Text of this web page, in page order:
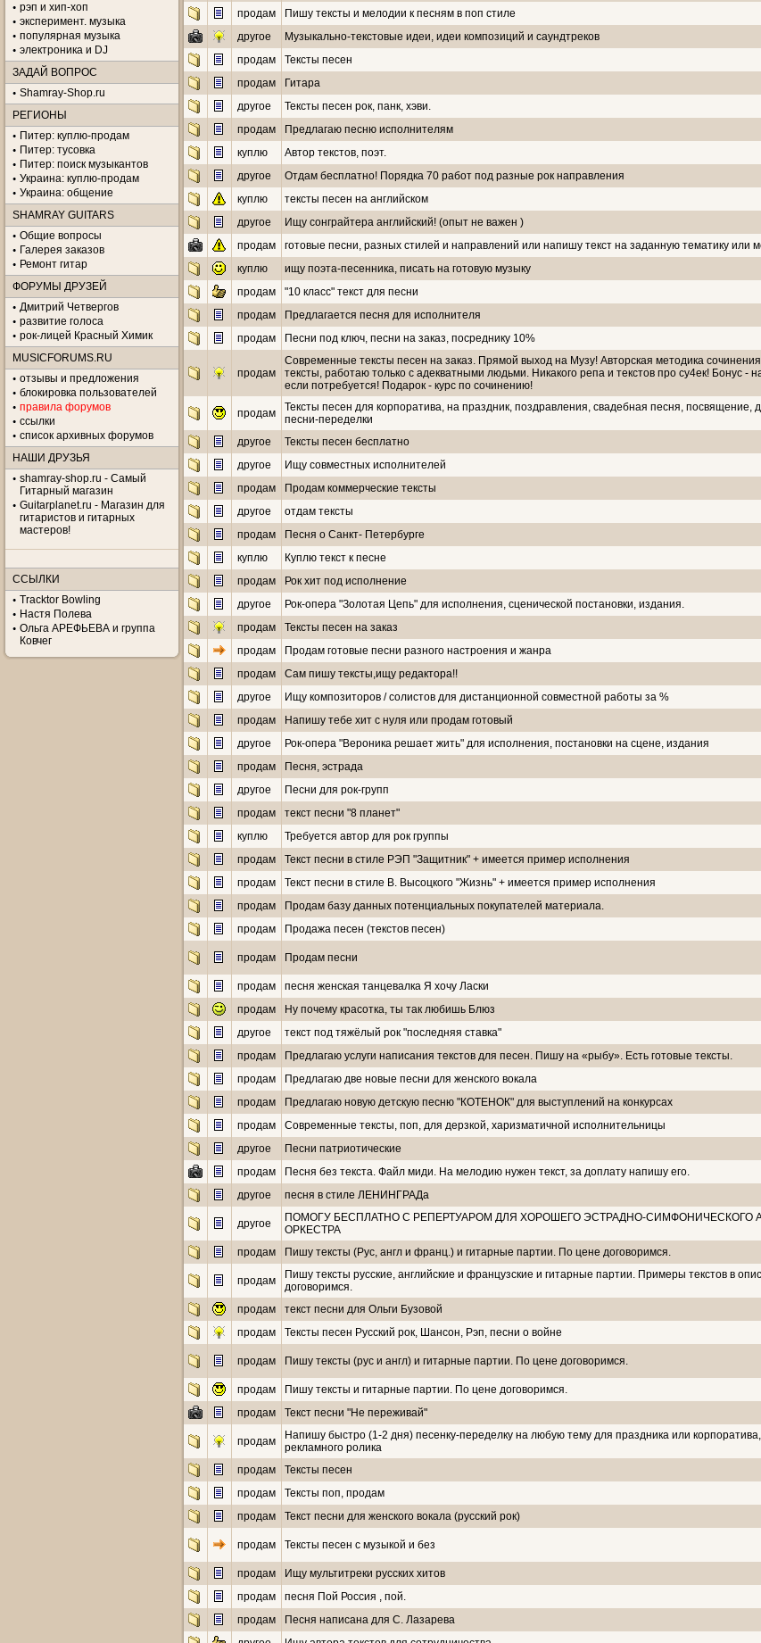
рэп и хип-хоп
эксперимент. музыка
популярная музыка
электроника и DJ
ЗАДАЙ ВОПРОС
Shamray-Shop.ru
РЕГИОНЫ
Питер: куплю-продам
Питер: тусовка
Питер: поиск музыкантов
Украина: куплю-продам
Украина: общение
SHAMRAY GUITARS
Общие вопросы
Галерея заказов
Ремонт гитар
ФОРУМЫ ДРУЗЕЙ
Дмитрий Четвергов
развитие голоса
рок-лицей Красный Химик
MUSICFORUMS.RU
отзывы и предложения
блокировка пользователей
правила форумов
ссылки
список архивных форумов
НАШИ ДРУЗЬЯ
shamray-shop.ru - Самый
Гитарный магазин
Guitarplanet.ru - Магазин для
гитаристов и гитарных
мастеров!
ССЫЛКИ
Tracktor Bowling
Настя Полева
Ольга АРЕФЬЕВА и группа
Ковчег
продам
Пишу тексты и мелодии к песням в поп стиле
другое
Музыкально-текстовые идеи, идеи композиций и саундтреков
продам
Тексты песен
продам
Гитара
другое
Тексты песен рок, панк, хэви.
продам
Предлагаю песню исполнителям
куплю
Автор текстов, поэт.
другое
Отдам бесплатно! Порядка 70 работ под разные рок направления
куплю
тексты песен на английском
другое
Ищу сонграйтера английский! (опыт не важен )
продам
готовые песни, разных стилей и направлений или напишу текст на заданную тематику или
куплю
ищу поэта-песенника, писать на готовую музыку
продам
"10 класс" текст для песни
продам
Предлагается песня для исполнителя
продам
Песни под ключ, песни на заказ, посреднику 10%
продам
Современные тексты песен на заказ. Прямой выход на Музу! Авторская методика
тексты, работаю только с адекватными людьми. Никакого репа и текстов про су4ек! Бонус -
если потребуется! Подарок - курс по сочинению!
продам
Тексты песен для корпоратива, на праздник, поздравления, свадебная песня, посвящение,
песни-переделки
другое Тексты песен бесплатно
другое
Ищу совместных исполнителей
продам
Продам коммерческие тексты
другое
отдам тексты
продам
Песня о Санкт- Петербурге
куплю
Куплю текст к песне
продам
Рок хит под исполнение
другое
Рок-опера "Золотая Цепь" для исполнения, сценической постановки, издания.
продам
Тексты песен на заказ
продам
Продам готовые песни разного настроения и жанра
продам
Сам пишу тексты,ищу редактора!!
другое
Ищу композиторов / солистов для дистанционной совместной работы за %
продам
Напишу тебе хит с нуля или продам готовый
другое
Рок-опера "Вероника решает жить" для исполнения, постановки на сцене, издания
продам
Песня, эстрада
другое
Песни для рок-групп
продам
текст песни "8 планет"
куплю
Требуется автор для рок группы
продам
Текст песни в стиле РЭП "Защитник" + имеется пример исполнения
продам
Текст песни в стиле В. Высоцкого "Жизнь" + имеется пример исполнения
продам
Продам базу данных потенциальных покупателей материала.
продам
Продажа песен (текстов песен)
продам Продам песни
продам песня женская танцевалка Я хочу Ласки
продам
Ну почему красотка, ты так любишь Блюз
другое
текст под тяжёлый рок "последняя ставка"
продам
Предлагаю услуги написания текстов для песен. Пишу на «рыбу». Есть готовые тексты.
продам
Предлагаю две новые песни для женского вокала
продам
Предлагаю новую детскую песню "КОТЕНОК" для выступлений на конкурсах
продам
Современные тексты, поп, для дерзкой, харизматичной исполнительницы
другое
Песни патриотические
продам
Песня без текста. Файл миди. На мелодию нужен текст, за доплату напишу его.
другое
песня в стиле ЛЕНИНГРАДа
другое
ПОМОГУ БЕСПЛАТНО С РЕПЕРТУАРОМ ДЛЯ ХОРОШЕГО ЭСТРАДНО-СИМФОНИЧЕСКОГО
ОРКЕСТРА
продам Пишу тексты (Рус, англ и франц.) и гитарные партии. По цене договоримся.
продам
Пишу тексты русские, английские и французские и гитарные партии. Примеры текстов в
договоримся.
продам текст песни для Ольги Бузовой
продам
Тексты песен Русский рок, Шансон, Рэп, песни о войне
продам Пишу тексты (рус и англ) и гитарные партии. По цене договоримся.
продам Пишу тексты и гитарные партии. По цене договоримся.
продам
Текст песни "Не переживай"
продам
Напишу быстро (1-2 дня) песенку-переделку на любую тему для праздника или корпоратива,
рекламного ролика
продам Тексты песен
продам
Тексты поп, продам
продам
Текст песни для женского вокала (русский рок)
продам Тексты песен с музыкой и без
продам Ищу мультитреки русских хитов
продам
песня Пой Россия , пой.
продам
Песня написана для С. Лазарева